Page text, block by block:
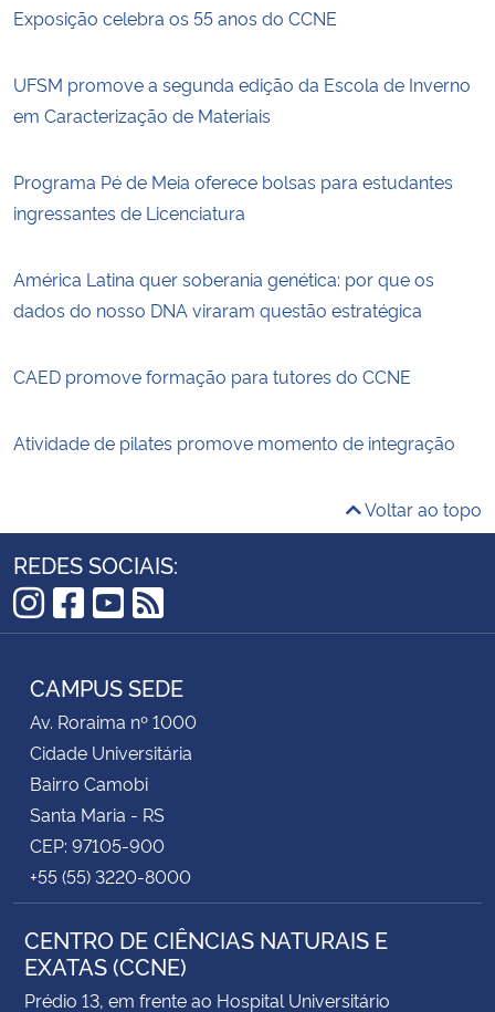
Exposição celebra os 55 anos do CCNE
UFSM promove a segunda edição da Escola de Inverno
em Caracterização de Materiais
Programa Pé de Meia oferece bolsas para estudantes
ingressantes de Licenciatura
América Latina quer soberania genética: por que os
dados do nosso DNA viraram questão estratégica
CAED promove formação para tutores do CCNE
Atividade de pilates promove momento de integração
Voltar ao topo
REDES SOCIAIS:
Instagram
Facebook
YouTube
RSS
CAMPUS SEDE
Av. Roraima nº 1000
Cidade Universitária
Bairro Camobi
Santa Maria - RS
CEP: 97105-900
+55 (55) 3220-8000
CENTRO DE CIÊNCIAS NATURAIS E
EXATAS (CCNE)
Prédio 13, em frente ao Hospital Universitário